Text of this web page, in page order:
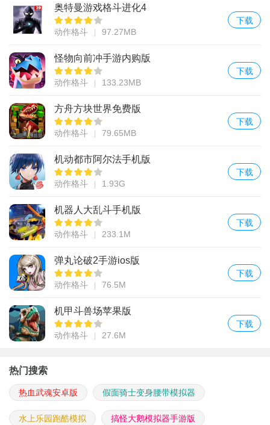
奥特曼游戏格斗进化4
动作格斗 97.27MB
下载
怪物向前冲手游内购版
动作格斗 133.23MB
下载
方舟方块世界免费版
动作格斗 79.65MB
下载
机动都市阿尔法手机版
动作格斗 1.93G
下载
机器人大乱斗手机版
动作格斗 233.1M
下载
弹丸论破2手游ios版
动作格斗 76.5M
下载
机甲斗兽场苹果版
动作格斗 27.6M
下载
热门搜索
热血武魂安卓版 假面骑士变身腰带模拟器
水上乐园跑酷模拟 搞怪大鹅模拟器手游版